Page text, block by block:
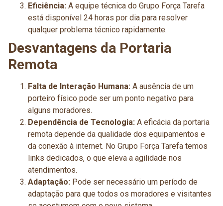
Eficiência: A equipe técnica do Grupo Força Tarefa
está disponível 24 horas por dia para resolver
qualquer problema técnico rapidamente.
Desvantagens da Portaria
Remota
Falta de Interação Humana: A ausência de um
porteiro físico pode ser um ponto negativo para
alguns moradores.
Dependência de Tecnologia: A eficácia da portaria
remota depende da qualidade dos equipamentos e
da conexão à internet. No Grupo Força Tarefa temos
links dedicados, o que eleva a agilidade nos
atendimentos.
Adaptação: Pode ser necessário um período de
adaptação para que todos os moradores e visitantes